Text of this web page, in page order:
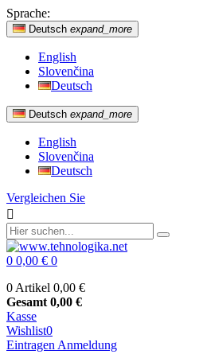
Sprache:
Deutsch expand_more
English
Slovenčina
Deutsch
Deutsch expand_more
English
Slovenčina
Deutsch
Vergleichen Sie

0 0,00 € 0
0 Artikel 0,00 €
Gesamt 0,00 €
Kasse
Wishlist0
Eintragen Anmeldung